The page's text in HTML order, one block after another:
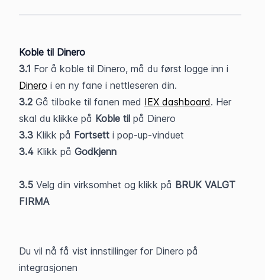
Koble til Dinero
3.1
Dinero i en ny fane i nettleseren din.
3.2 Gå tilbake til fanen med IEX dashboard. Her
skal du klikke på Koble til på Dinero
3.3 Klikk på Fortsett i pop-up-vinduet
3.4 Klikk på Godkjenn
3.5 Velg din virksomhet og klikk på BRUK VALGT
FIRMA
Du vil nå få vist innstillinger for Dinero på
integrasjonen